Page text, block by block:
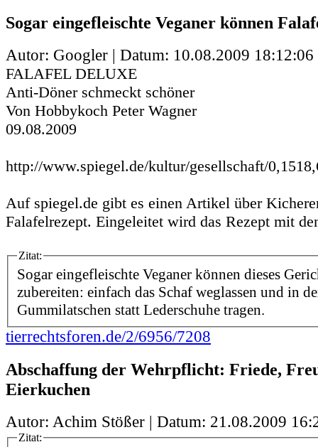
Sogar eingefleischte Veganer können
Autor: Googler | Datum: 10.08.2009 18:12:06
FALAFEL DELUXE
Anti-Döner schmeckt schöner
Von Hobbykoch Peter Wagner
09.08.2009
http://www.spiegel.de/kultur/gesellschaft/
Auf spiegel.de gibt es einen Artikel über
Falafelrezept. Eingeleitet wird das Rezept mit
Zitat:
Sogar eingefleischte Veganer können dieses
zubereiten: einfach das Schaf weglassen und in
Gummilatschen statt Lederschuhe tragen.
tierrechtsforen.de/2/6956/7208
Abschaffung der Wehrpflicht: Friede,
Eierkuchen
Autor: Achim Stößer | Datum: 21.08.2009
Zitat: